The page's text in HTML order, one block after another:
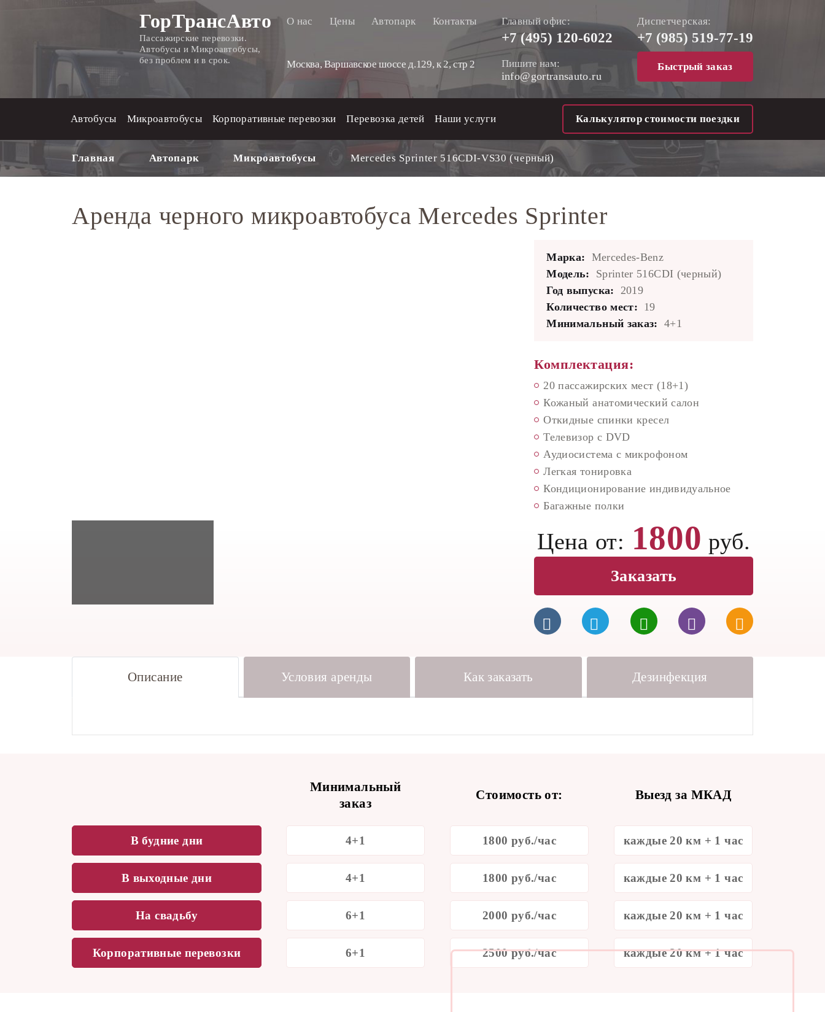
ГорТрансАвто
Пассажирские перевозки.
Автобусы и Микроавтобусы,
без проблем и в срок.
О нас Цены Автопарк Контакты
Москва, Варшавское шоссе д.129, к 2, стр 2
Главный офис:
+7 (495) 120-6022
Пишите нам:
info@gortransauto.ru
Диспетчерская:
+7 (985) 519-77-19
Быстрый заказ
Автобусы Микроавтобусы Корпоративные перевозки Перевозка детей Наши услуги Калькулятор стоимости поездки
Главная Автопарк Микроавтобусы Mercedes Sprinter 516CDI-VS30 (черный)
Аренда черного микроавтобуса Mercedes Sprinter
Марка: Mercedes-Benz
Модель:
Sprinter 516CDI (черный)
Год выпуска: 2019
Количество мест: 19
Минимальный заказ: 4+1
Комплектация:
20 пассажирских мест (18+1)
Кожаный анатомический салон
Откидные спинки кресел
Телевизор с DVD
Аудиосистема с микрофоном
Легкая тонировка
Кондиционирование индивидуальное
Багажные полки
Цена от: 1800 руб.
Заказать
Описание Условия аренды Как заказать Дезинфекция
Минимальный
заказ
Стоимость от: Выезд за МКАД
В будние дни 4+1 1800 руб./час каждые 20 км + 1 час
В выходные дни 4+1 1800 руб./час каждые 20 км + 1 час
На свадьбу 6+1 2000 руб./час каждые 20 км + 1 час
Корпоративные перевозки 6+1 2500 руб./час каждые 20 км + 1 час